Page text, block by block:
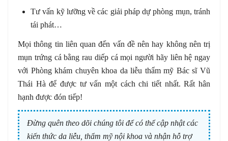
Tư vấn kỹ lưỡng về các giải pháp dự phòng mụn, tránh
tái phát…
Mọi thông tin liên quan đến vấn đề nên hay không nên trị
mụn trứng cá bằng rau diếp cá mọi người hãy liên hệ ngay
với Phòng khám chuyên khoa da liễu thẩm mỹ Bác sĩ Vũ
Thái Hà để được tư vấn một cách chi tiết nhất. Rất hân
hạnh được đón tiếp!
Đừng quên theo dõi chúng tôi để có thể cập nhật các
kiến thức da liễu, thẩm mỹ nội khoa và nhận hỗ trợ